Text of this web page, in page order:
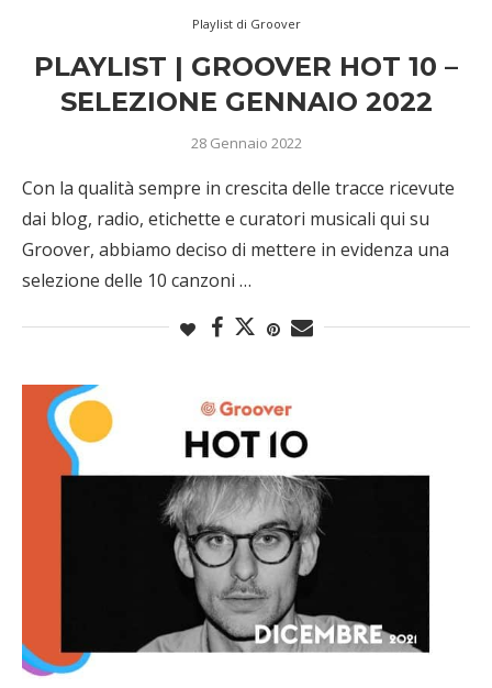
Playlist di Groover
PLAYLIST | GROOVER HOT 10 –
SELEZIONE GENNAIO 2022
28 Gennaio 2022
Con la qualità sempre in crescita delle tracce ricevute
dai blog, radio, etichette e curatori musicali qui su
Groover, abbiamo deciso di mettere in evidenza una
selezione delle 10 canzoni …